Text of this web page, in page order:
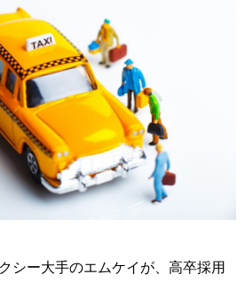
シー大手のエムケイが、高卒採用